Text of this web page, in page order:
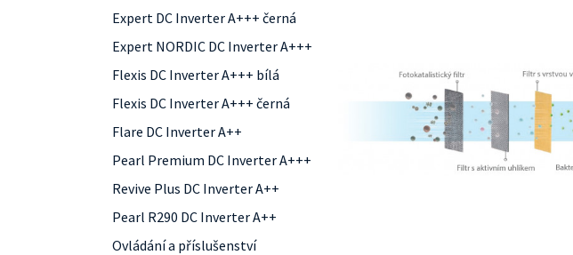
Expert DC Inverter A+++ černá
Expert NORDIC DC Inverter A+++
Flexis DC Inverter A+++ bílá
Flexis DC Inverter A+++ černá
Flare DC Inverter A++
Pearl Premium DC Inverter A+++
Revive Plus DC Inverter A++
Pearl R290 DC Inverter A++
Ovládání a příslušenství